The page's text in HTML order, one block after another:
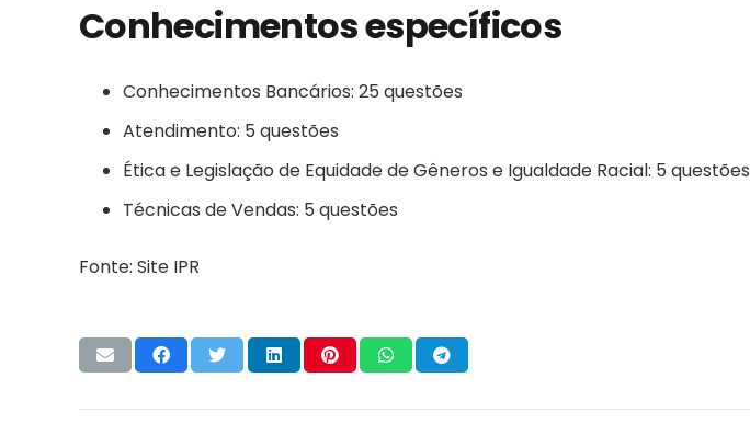
Conhecimentos específicos
Conhecimentos Bancários: 25 questões
Atendimento: 5 questões
Ética e Legislação de Equidade de Gêneros e Igualdade Racial: 5 questões
Técnicas de Vendas: 5 questões
Fonte: Site IPR